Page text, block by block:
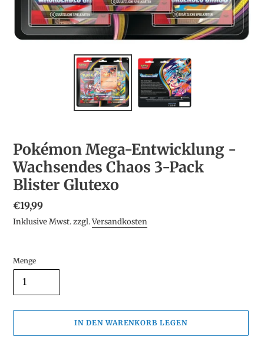
Pokémon Mega-Entwicklung -
Wachsendes Chaos 3-Pack
Blister Glutexo
Normaler
Preis
€19,99
Inklusive Mwst. zzgl.Versandkosten
Menge
IN DEN WARENKORB LEGEN